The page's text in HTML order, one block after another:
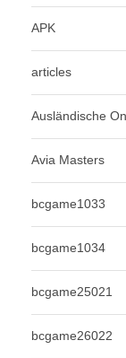
APK
articles
Ausländische
Avia Masters
bcgame1033
bcgame1034
bcgame25021
bcgame26022